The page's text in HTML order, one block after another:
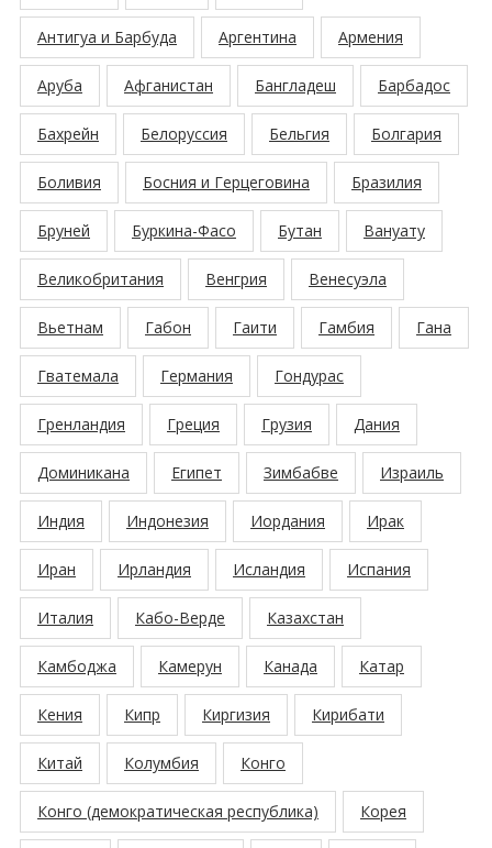
Антигуа и Барбуда Аргентина Армения
Аруба Афганистан Бангладеш Барбадос
Бахрейн Белоруссия Бельгия Болгария
Боливия Босния и Герцеговина Бразилия
Бруней Буркина-Фасо Бутан Вануату
Великобритания Венгрия Венесуэла
Вьетнам Габон Гаити Гамбия Гана
Гватемала Германия Гондурас
Гренландия Греция Грузия Дания
Доминикана Египет Зимбабве Израиль
Индия Индонезия Иордания Ирак
Иран Ирландия Исландия Испания
Италия Кабо-Верде Казахстан
Камбоджа Камерун Канада Катар
Кения Кипр Киргизия Кирибати
Китай Колумбия Конго
Конго (демократическая республика) Корея